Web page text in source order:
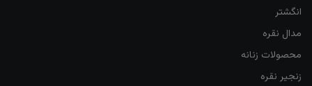
انگشتر
مدال نقره
محصولات زنانه
زنجیر نقره